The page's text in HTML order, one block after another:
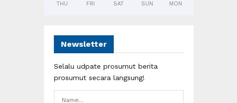
THU FRI SAT SUN MON
Newsletter
Selalu udpate prosumut berita
prosumut secara langsung!